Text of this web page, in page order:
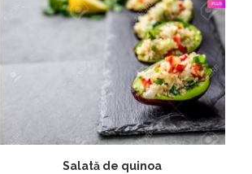
Salată de quinoa